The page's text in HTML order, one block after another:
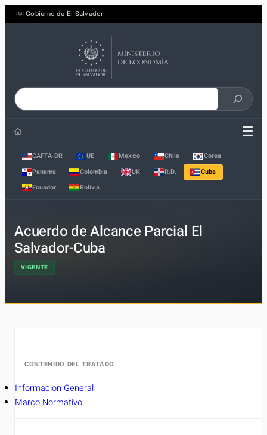
Saltar
al
Gobierno de El Salvador
Buscar
el
☰
CAFTA-DR UE Mexico Chile
Corea
Panama
Colombia UK R.D.
Cuba
Ecuador
Bolivia
Acuerdo de Alcance Parcial El
Salvador-Cuba
VIGENTE
CONTENIDO DEL TRATADO
Informacion General
Marco Normativo